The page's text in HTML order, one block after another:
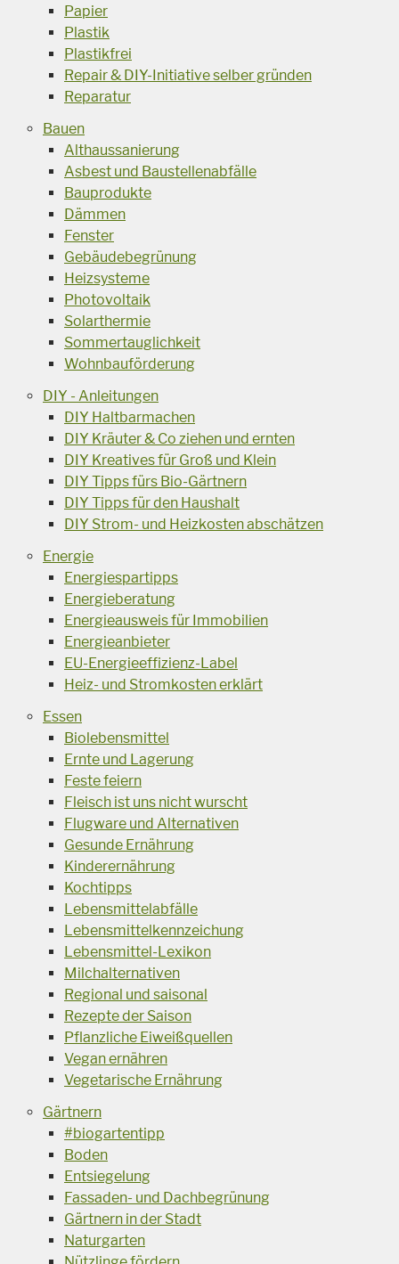
Papier
Plastik
Plastikfrei
Repair & DIY-Initiative selber gründen
Reparatur
Bauen
Althaussanierung
Asbest und Baustellenabfälle
Bauprodukte
Dämmen
Fenster
Gebäudebegrünung
Heizsysteme
Photovoltaik
Solarthermie
Sommertauglichkeit
Wohnbauförderung
DIY - Anleitungen
DIY Haltbarmachen
DIY Kräuter & Co ziehen und ernten
DIY Kreatives für Groß und Klein
DIY Tipps fürs Bio-Gärtnern
DIY Tipps für den Haushalt
DIY Strom- und Heizkosten abschätzen
Energie
Energiespartipps
Energieberatung
Energieausweis für Immobilien
Energieanbieter
EU-Energieeffizienz-Label
Heiz- und Stromkosten erklärt
Essen
Biolebensmittel
Ernte und Lagerung
Feste feiern
Fleisch ist uns nicht wurscht
Flugware und Alternativen
Gesunde Ernährung
Kinderernährung
Kochtipps
Lebensmittelabfälle
Lebensmittelkennzeichung
Lebensmittel-Lexikon
Milchalternativen
Regional und saisonal
Rezepte der Saison
Pflanzliche Eiweißquellen
Vegan ernähren
Vegetarische Ernährung
Gärtnern
#biogartentipp
Boden
Entsiegelung
Fassaden- und Dachbegrünung
Gärtnern in der Stadt
Naturgarten